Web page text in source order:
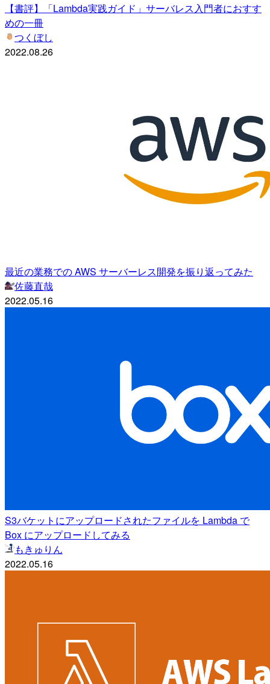
【書評】「Lambda実践ガイド」サーバレス入門者におすす
めの一冊
つくぼし
2022.08.26
最近の業務での AWS サーバーレス開発を振り返ってみた
佐藤直哉
2022.05.16
S3バケットにアップロードされたファイルを Lambda で
Box にアップロードしてみる
もきゅりん
2022.05.16